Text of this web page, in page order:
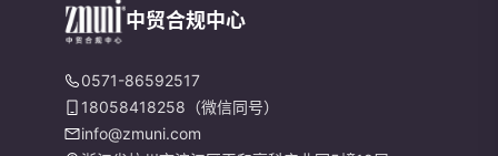
中贸合规中心
0571-86592517
18058418258（微信同号）
info@zmuni.com